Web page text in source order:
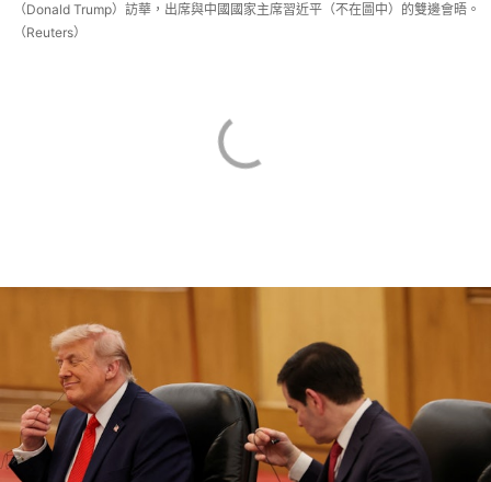
（Donald Trump）訪華，出席與中國國家主席習近平（不在圖中）的雙邊會晤。
（Reuters）